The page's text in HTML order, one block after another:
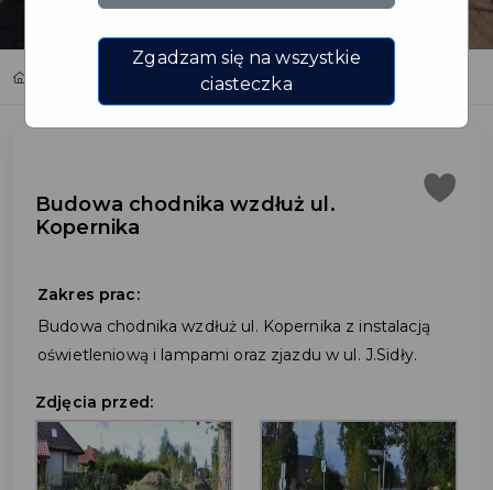
Budowa chodnika wzdłuż ul. Kopernika
Budowa chodnika wzdłuż ul.
Kopernika
Zakres prac:
Budowa chodnika wzdłuż ul. Kopernika z instalacją
oświetleniową i lampami oraz zjazdu w ul. J.Sidły.
Zdjęcia przed:
Zgadzam się na wszystkie
ciasteczka